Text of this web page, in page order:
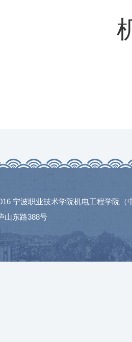
宁波职业技术学院机电工程学院（
山东路388号